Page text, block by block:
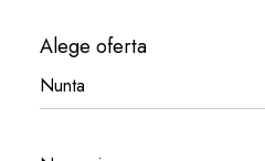
Alege oferta